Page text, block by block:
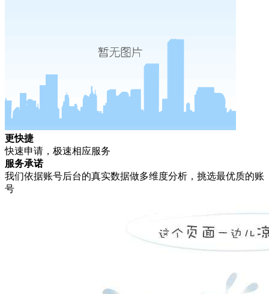
更快捷
快速申请，极速相应服务
服务承诺
我们依据账号后台的真实数据做多维度分析，挑选最优质的账
号